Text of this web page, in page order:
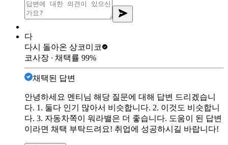
다
다시 돌아온 상코미코
코사장 ∙ 채택률 99%
채택된 답변
안녕하세요 멘티님 해당 질문에 대해 답변 드리겠습니
다. 1. 둘다 인기 많아서 비슷합니다. 2. 이것도 비슷합니
다. 3. 자동차쪽이 워라밸은 더 좋습니다. 도움이 된 답변
이라면 채택 부탁드려요! 취업에 성공하시길 바랍니다!